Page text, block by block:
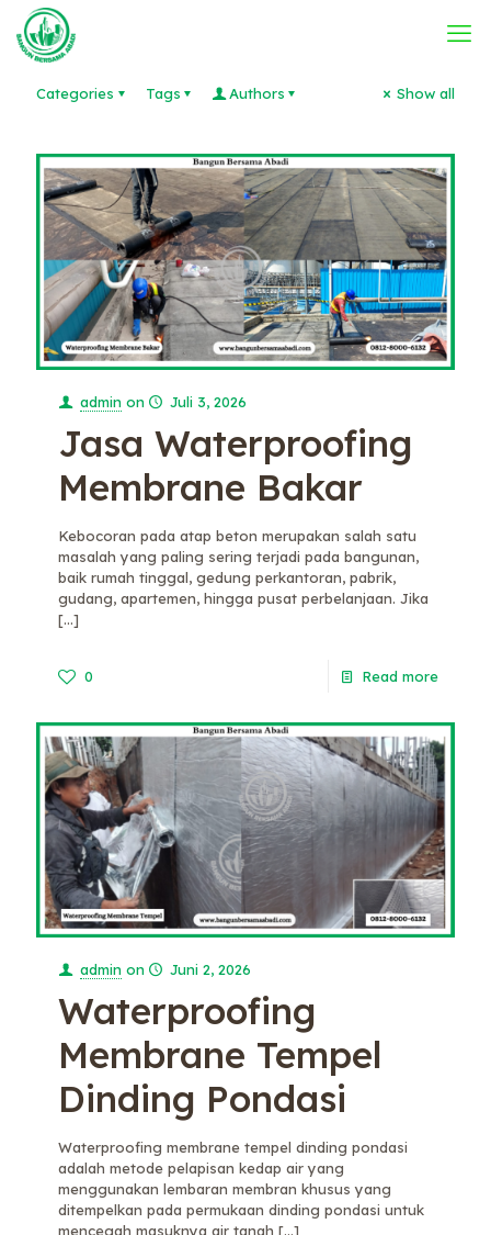
Categories Tags Authors Show all
admin on Juli 3, 2026
Jasa Waterproofing
Membrane Bakar
Kebocoran pada atap beton merupakan salah satu
masalah yang paling sering terjadi pada bangunan,
baik rumah tinggal, gedung perkantoran, pabrik,
gudang, apartemen, hingga pusat perbelanjaan. Jika
[…]
0 Read more
admin on Juni 2, 2026
Waterproofing
Membrane Tempel
Dinding Pondasi
Waterproofing membrane tempel dinding pondasi
adalah metode pelapisan kedap air yang
menggunakan lembaran membran khusus yang
ditempelkan pada permukaan dinding pondasi untuk
mencegah masuknya air tanah […]